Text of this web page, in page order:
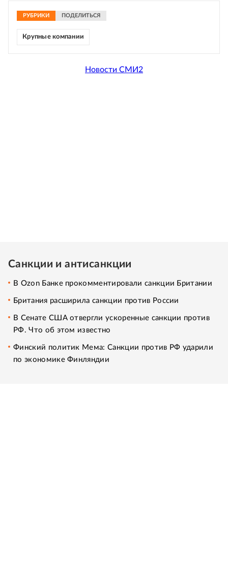
РУБРИКИ ПОДЕЛИТЬСЯ
Крупные компании
Новости СМИ2
Санкции и антисанкции
В Ozon Банке прокомментировали санкции Британии
Британия расширила санкции против России
В Сенате США отвергли ускоренные санкции против
РФ. Что об этом известно
Финский политик Мема: Санкции против РФ ударили
по экономике Финляндии